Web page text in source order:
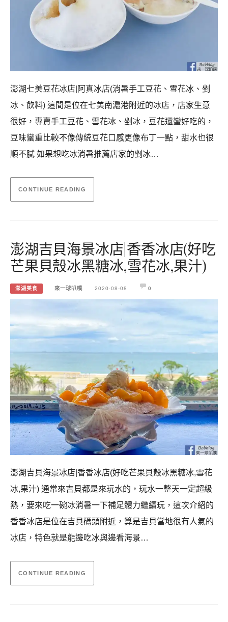
澎湖七美豆花冰店|阿真冰店(消暑手工豆花、雪花冰、剉
冰、飲料) 這間是位在七美南滬港附近的冰店，店家生意
很好，專賣手工豆花、雪花冰、剉冰，豆花還蠻好吃的，
豆味蠻重比較不像傳統豆花口感更像布丁一點，甜水也很
順不膩 如果想吃冰消暑推薦店家的剉冰…
CONTINUE READING
澎湖吉貝海景冰店|香香冰店(好吃
芒果貝殼冰黑糖冰,雪花冰,果汁)
澎湖美食 來一球叭噗 2020-08-08 0
澎湖吉貝海景冰店|香香冰店(好吃芒果貝殼冰黑糖冰,雪花
冰,果汁) 通常來吉貝都是來玩水的，玩水一整天一定超級
熱，要來吃一碗冰消暑一下補足體力繼續玩，這次介紹的
香香冰店是位在吉貝碼頭附近，算是吉貝當地很有人氣的
冰店，特色就是能邊吃冰與邊看海景…
CONTINUE READING